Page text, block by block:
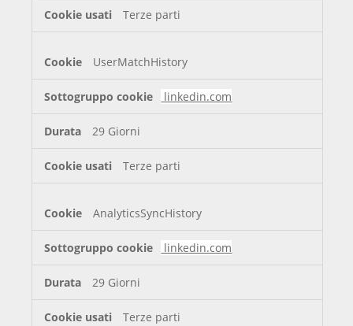
Terze parti
UserMatchHistory
linkedin.com
29 Giorni
Terze parti
AnalyticsSyncHistory
linkedin.com
29 Giorni
Terze parti